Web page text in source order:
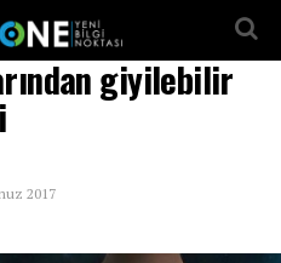
giyilebilir
2017